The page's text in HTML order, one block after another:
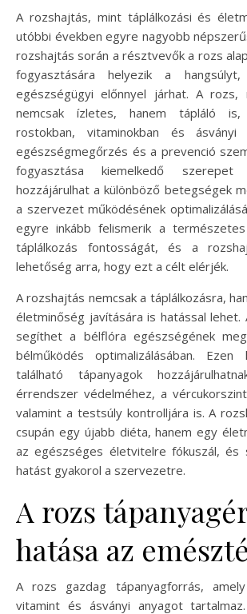
A rozshajtás, mint táplálkozási és életmódbeli trend, az
utóbbi években egyre nagyobb
rozshajtás során a résztvevők a rozs
fogyasztására helyezik a
egészségügyi előnnyel járhat. A rozs,
nemcsak ízletes, hanem tápláló
rostokban, vitaminokban és ásványi
egészségmegőrzés és a prevenció
fogyasztása kiemelkedő szerepet
hozzájárulhat a különböző betegségek
a szervezet működésének
egyre inkább felismerik a
táplálkozás fontosságát, és a
lehetőség arra, hogy ezt a célt elérjék.
A rozshajtás nemcsak a táplálkozásra,
életminőség javítására is hatással
segíthet a bélflóra egészségének
bélműködés optimalizálásában.
található tápanyagok
érrendszer védelméhez, a
valamint a testsúly kontrolljára is. A
csupán egy újabb diéta, hanem egy
az egészséges életvitelre fókuszál, és
hatást gyakorol a szervezetre.
A rozs
hatása az
A rozs gazdag tápanyagforrás,
vitamint és ásványi anyagot